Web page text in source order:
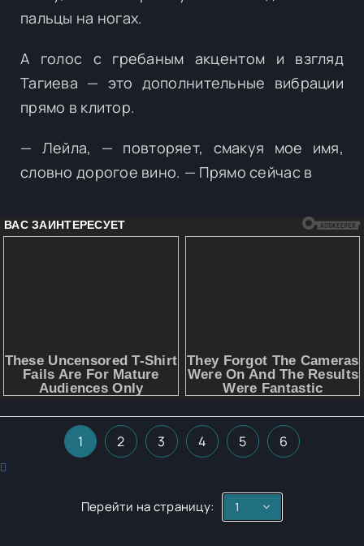
пальцы на ногах.
А голос с гребаным акцентом и взгляд
Тагиева — это дополнительные вибрации
прямо в клитор.
— Лейла, — повторяет, смакуя мое имя,
словно дорогое вино. — Прямо сейчас в
1 2 3 4 5 6
Перейти на страницу: